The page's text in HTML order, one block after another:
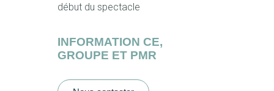
début du spectacle
INFORMATION CE,
GROUPE ET PMR